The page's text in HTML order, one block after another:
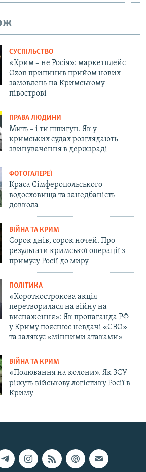
СУСПІЛЬСТВО
«Крим – не Росія»: маркетплейс
Ozon припинив прийом нових
замовлень на Кримському
півострові
ПРАВА ЛЮДИНИ
Мить – і ти шпигун. Як у
кримських судах розглядають
звинувачення в держзраді
ФОТОГАЛЕРЕЇ
Краса Сімферопольського
водосховища та занедбаність
довкола
ВІЙНА ТА КРИМ
Сорок днів, сорок ночей. Про
результати кримської операції з
примусу Росії до миру
ПОЛІТИКА
«Короткострокова акція
перетворилася на війну на
виснаження»: Як пропаганда РФ
у Криму пояснює невдачі «СВО»
та залякує «мінними атаками»
ВІЙНА ТА КРИМ
«Полювання на колони». Як ЗСУ
ріжуть військову логістику Росії в
Криму